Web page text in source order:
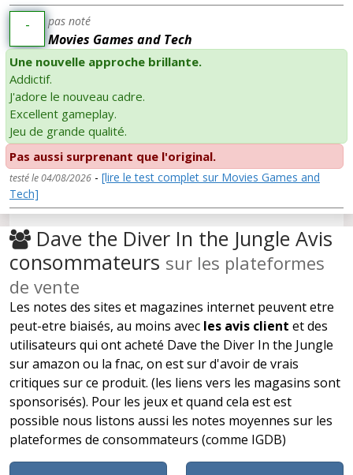
- pas noté
Movies Games and Tech
Une nouvelle approche brillante.
Addictif.
J'adore le nouveau cadre.
Excellent gameplay.
Jeu de grande qualité.
Pas aussi surprenant que l'original.
testé le 04/08/2026 - [lire le test complet sur Movies Games and
Tech]
Dave the Diver In the Jungle Avis
consommateurs sur les plateformes
de vente
Les notes des sites et magazines internet peuvent etre
peut-etre biaisés, au moins avec les avis client et des
utilisateurs qui ont acheté Dave the Diver In the Jungle
sur amazon ou la fnac, on est sur d'avoir de vrais
critiques sur ce produit. (les liens vers les magasins sont
sponsorisés). Pour les jeux et quand cela est est
possible nous listons aussi les notes moyennes sur les
plateformes de consommateurs (comme IGDB)